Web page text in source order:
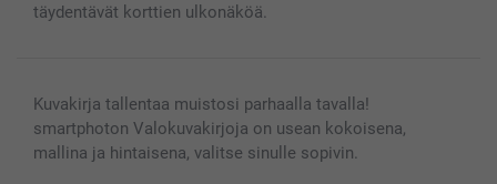
Kaikki kuvatuotteet
täydentävät korttien ulkonäköä.
Kuvakirja tallentaa muistosi parhaalla tavalla!
smartphoton Valokuvakirjoja on usean kokoisena,
mallina ja hintaisena, valitse sinulle sopivin.